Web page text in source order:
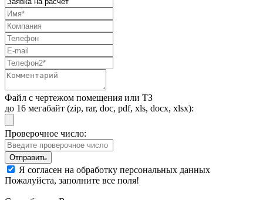
Файл с чертежом помещения или ТЗ
до 16 мегабайт (zip, rar, doc, pdf, xls, docx, xlsx):
Проверочное число:
Я согласен на обработку персональных данных
Пожалуйста, заполните все поля!